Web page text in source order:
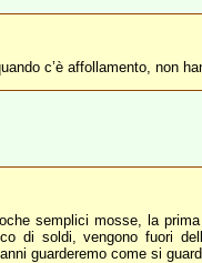
c’è affollamento, non
semplici mosse, la
di soldi, vengono fuori
guarderemo come si